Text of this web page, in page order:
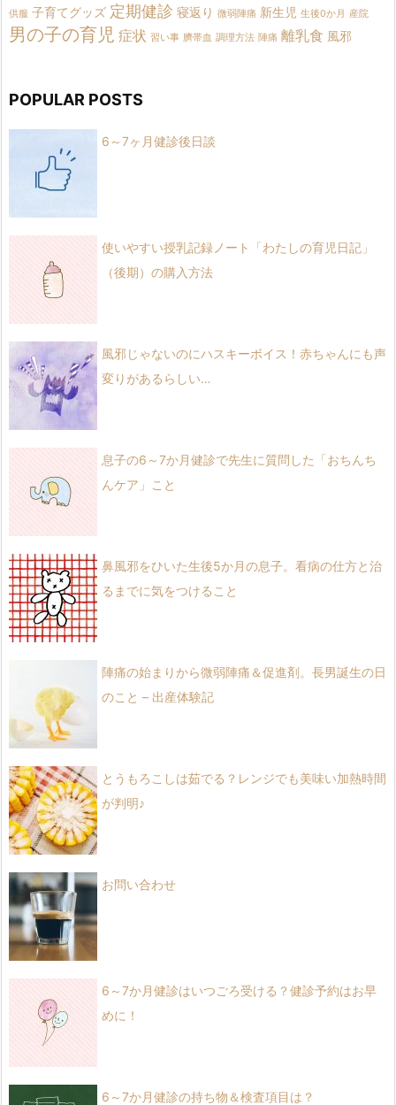
供服 子育てグッズ 定期健診 寝返り 微弱陣痛 新生児 生後0か月 産院
男の子の育児 症状 習い事 臍帯血 調理方法 陣痛 離乳食 風邪
POPULAR POSTS
6～7ヶ月健診後日談
使いやすい授乳記録ノート「わたしの育児日記」
（後期）の購入方法
風邪じゃないのにハスキーボイス！赤ちゃんにも声
変りがあるらしい…
息子の6～7か月健診で先生に質問した「おちんち
んケア」こと
鼻風邪をひいた生後5か月の息子。看病の仕方と治
るまでに気をつけること
陣痛の始まりから微弱陣痛＆促進剤。長男誕生の日
のこと – 出産体験記
とうもろこしは茹でる？レンジでも美味い加熱時間
が判明♪
お問い合わせ
6～7か月健診はいつごろ受ける？健診予約はお早
めに！
6～7か月健診の持ち物＆検査項目は？